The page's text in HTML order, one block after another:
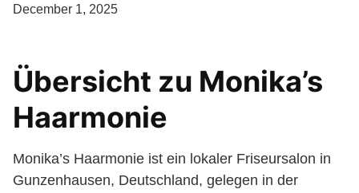
December 1, 2025
Übersicht zu Monika’s
Haarmonie
Monika’s Haarmonie ist ein lokaler Friseursalon in
Gunzenhausen, Deutschland, gelegen in der